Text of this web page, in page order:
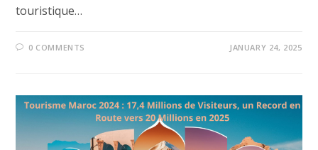
touristique…
0 COMMENTS JANUARY 24, 2025